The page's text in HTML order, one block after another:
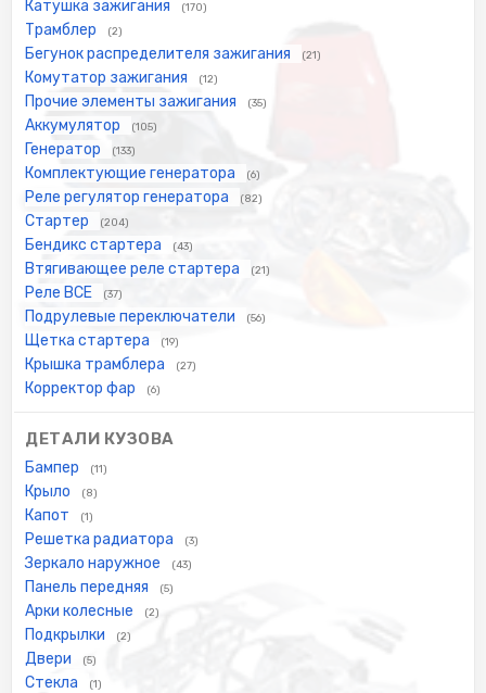
Катушка зажигания (170)
Трамблер (2)
Бегунок распределителя зажигания (21)
Комутатор зажигания (12)
Прочие элементы зажигания (35)
Аккумулятор (105)
Генератор (133)
Комплектующие генератора (6)
Реле регулятор генератора (82)
Стартер (204)
Бендикс стартера (43)
Втягивающее реле стартера (21)
Реле ВСЕ (37)
Подрулевые переключатели (56)
Щетка стартера (19)
Крышка трамблера (27)
Корректор фар (6)
ДЕТАЛИ КУЗОВА
Бампер (11)
Крыло (8)
Капот (1)
Решетка радиатора (3)
Зеркало наружное (43)
Панель передняя (5)
Арки колесные (2)
Подкрылки (2)
Двери (5)
Стекла (1)